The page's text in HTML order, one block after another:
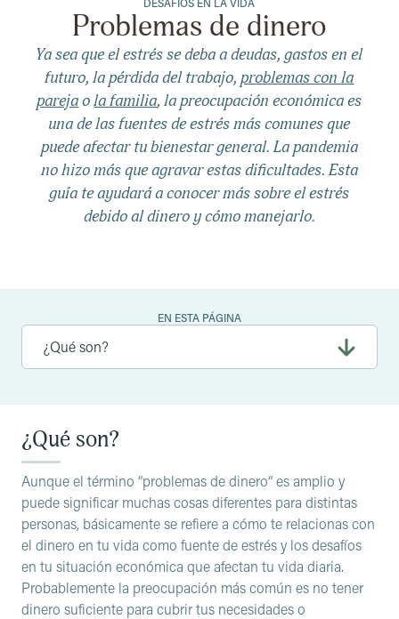
Problemas de dinero
Ya sea que el estrés se deba a deudas, gastos en el
futuro, la pérdida del trabajo,problemas con la
parejaola familia, la preocupación económica es
una de las fuentes de estrés más comunes que
puede afectar tu bienestar general. La pandemia
no hizo más que agravar estas dificultades. Esta
guía te ayudará a conocer más sobre el estrés
debido al dinero y cómo manejarlo.
EN ESTA PÁGINA
¿Qué son?
Aunque el término “problemas de dinero” es amplio y
puede significar muchas cosas diferentes para distintas
personas, básicamente se refiere a cómo te relacionas con
el dinero en tu vida como fuente de estrés y los desafíos
en tu situación económica que afectan tu vida diaria.
Probablemente la preocupación más común es no tener
dinero suficiente para cubrir tus necesidades o